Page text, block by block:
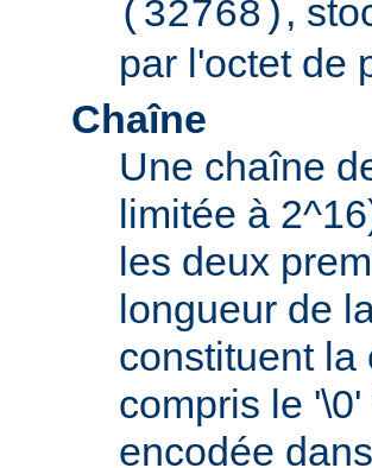
(32768) ,
par l'octet de
Chaîne
Une chaîne
limitée à
les deux
longueur de
constituent la
compris le
encodée